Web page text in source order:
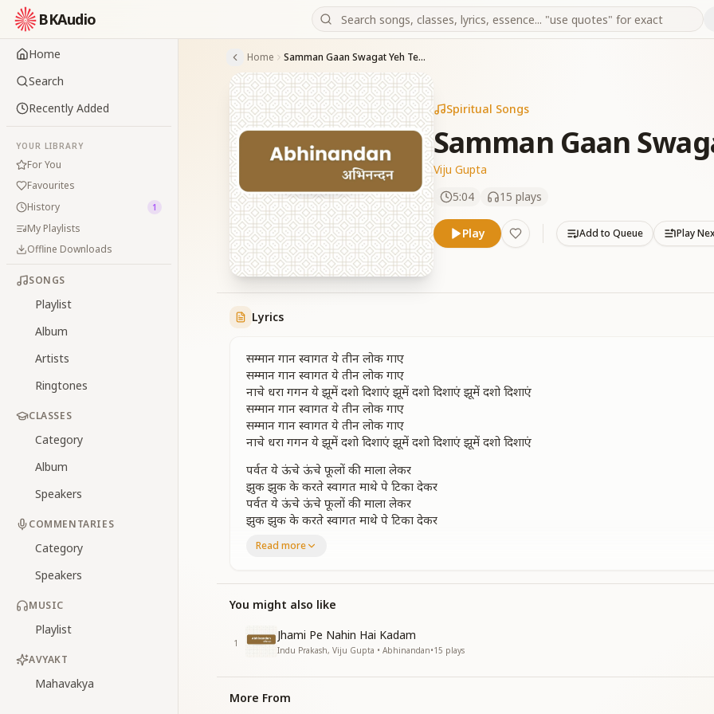
BKAudio
Home
Search
Recently Added
YOUR LIBRARY
For You
Favourites
History
1
My Playlists
Offline Downloads
SONGS
Playlist
Album
Artists
Ringtones
CLASSES
Category
Album
Speakers
COMMENTARIES
Category
Speakers
MUSIC
Playlist
AVYAKT
Mahavakya
Home Samman Gaan Swagat Yeh Teen Lok
Spiritual Songs
Samman Gaan
Viju Gupta
5:04
15 plays
Play Add to Queue Play
Lyrics
सम्मान गान स्वागत ये तीन लोक गाए
सम्मान गान स्वागत ये तीन लोक गाए
नाचे धरा गगन ये झूमें दशो दिशाएं झूमें दशो दिशाएं झूमें दशो दिशाएं
सम्मान गान स्वागत ये तीन लोक गाए
सम्मान गान स्वागत ये तीन लोक गाए
नाचे धरा गगन ये झूमें दशो दिशाएं झूमें दशो दिशाएं झूमें दशो दिशाएं
पर्वत ये ऊंचे ऊंचे फूलों की माला लेकर
झुक झुक के करते स्वागत माथे पे टिका देकर
पर्वत ये ऊंचे ऊंचे फूलों की माला लेकर
झुक झुक के करते स्वागत माथे पे टिका देकर
यहाँ नूर और फ़रिश्ते यहां देवी देवताए
ये आपका ही घर है यहां बार बार आए
वृत्ति से हम बदलते ये दृष्टी सृष्टि सारी
इस राजयोग की तो महिमा है सबसे न्यारी
वृत्ति से हम बदलते ये दृष्टी सृष्टि सारी
चल कर जरा तो देखें फूलों भरी ये राहे
चल कर जरा तो देखें फूलों भरी ये राहे
Read more
You might also like
1
Jhami Pe Nahin Hai Kadam
Indu Prakash, Viju Gupta • Abhinandan•15 plays
More From